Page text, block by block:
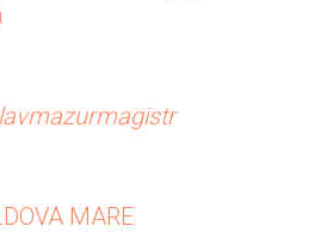
MARE